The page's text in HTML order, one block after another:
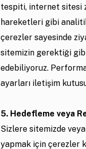
tespiti, internet sitesi
hareketleri gibi
çerezler sayesinde
sitemizin gerektiği gibi
edebiliyoruz.
ayarları iletişim
5. Hedefleme veya
Sizlere sitemizde
yapmak için çerezler